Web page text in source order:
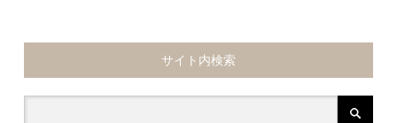
サイト内検索